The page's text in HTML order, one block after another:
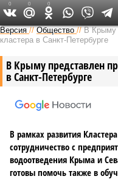
Версия //Общество //В Крыму
кластера в Санкт-Петербурге
В Крыму представлен
в Санкт-Петербурге
В рамках развития
сотрудничество с
водоотведения Крыма и
готовы помочь также в
0 0 0